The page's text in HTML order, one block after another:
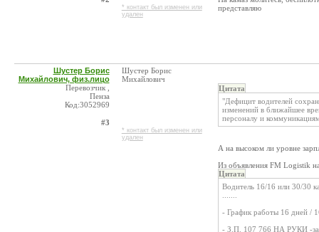
* контакт был изменен или
удален
представляю
Шустер Борис
Михайлович, физ.лицо
Перевозчик ,
Пенза
Код:3052969
#3
Шустер Борис
Михайлович
* контакт был изменен или
удален
Цитата
"Дефицит водителей
изменений в ближайшее
персоналу и
А на высоком ли уровне
Из объявления FM Logistik
Цитата
Водитель 16/16 или 30/30
- График работы 16 дней /
- З.П. 107 766 НА РУКИ -за